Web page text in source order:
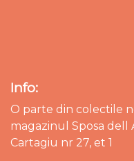
Info:
O parte din colectile
magazinul Sposa dell
Cartagiu nr 27, et 1